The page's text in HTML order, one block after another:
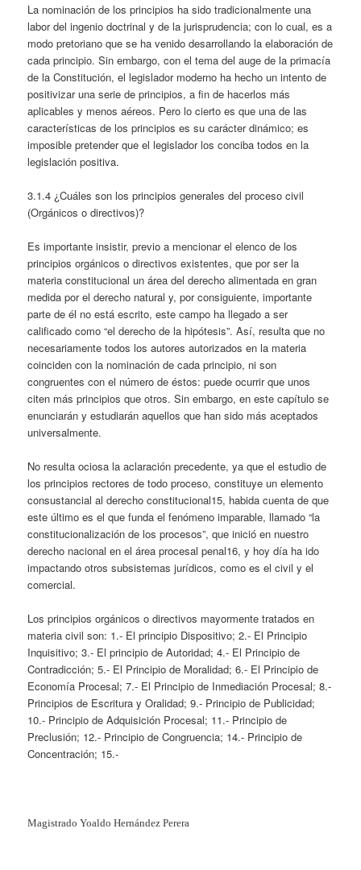
La nominación de los principios ha sido tradicionalmente una
labor del ingenio doctrinal y de la jurisprudencia; con lo cual, es a
modo pretoriano que se ha venido desarrollando la elaboración de
cada principio. Sin embargo, con el tema del auge de la primacía
de la Constitución, el legislador moderno ha hecho un intento de
positivizar una serie de principios, a fin de hacerlos más
aplicables y menos aéreos. Pero lo cierto es que una de las
características de los principios es su carácter dinámico; es
imposible pretender que el legislador los conciba todos en la
legislación positiva.
3.1.4 ¿Cuáles son los principios generales del proceso civil
(Orgánicos o directivos)?
Es importante insistir, previo a mencionar el elenco de los
principios orgánicos o directivos existentes, que por ser la
materia constitucional un área del derecho alimentada en gran
medida por el derecho natural y, por consiguiente, importante
parte de él no está escrito, este campo ha llegado a ser
calificado como “el derecho de la hipótesis”. Así, resulta que no
necesariamente todos los autores autorizados en la materia
coinciden con la nominación de cada principio, ni son
congruentes con el número de éstos: puede ocurrir que unos
citen más principios que otros. Sin embargo, en este capítulo se
enunciarán y estudiarán aquellos que han sido más aceptados
universalmente.
No resulta ociosa la aclaración precedente, ya que el estudio de
los principios rectores de todo proceso, constituye un elemento
consustancial al derecho constitucional15, habida cuenta de que
este último es el que funda el fenómeno imparable, llamado “la
constitucionalización de los procesos”, que inició en nuestro
derecho nacional en el área procesal penal16, y hoy día ha ido
impactando otros subsistemas jurídicos, como es el civil y el
comercial.
Los principios orgánicos o directivos mayormente tratados en
materia civil son: 1.- El principio Dispositivo; 2.- El Principio
Inquisitivo; 3.- El principio de Autoridad; 4.- El Principio de
Contradicción; 5.- El Principio de Moralidad; 6.- El Principio de
Economía Procesal; 7.- El Principio de Inmediación Procesal; 8.-
Principios de Escritura y Oralidad; 9.- Principio de Publicidad;
10.- Principio de Adquisición Procesal; 11.- Principio de
Preclusión; 12.- Principio de Congruencia; 14.- Principio de
Concentración; 15.-
Magistrado Yoaldo Hernández Perera